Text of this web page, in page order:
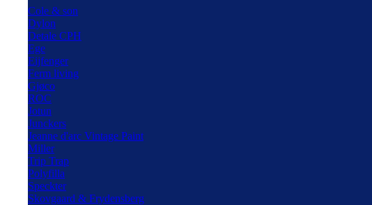
Cole & son
Dylon
Detale CPH
Ege
Eijfenger
Ferm living
Gjøco
ROC
Jotun
Junckers
Jeanne d'arc Vintage Paint
Miller
Trip Trap
Polyfilla
Speckter
Skovgaard & Frydensberg